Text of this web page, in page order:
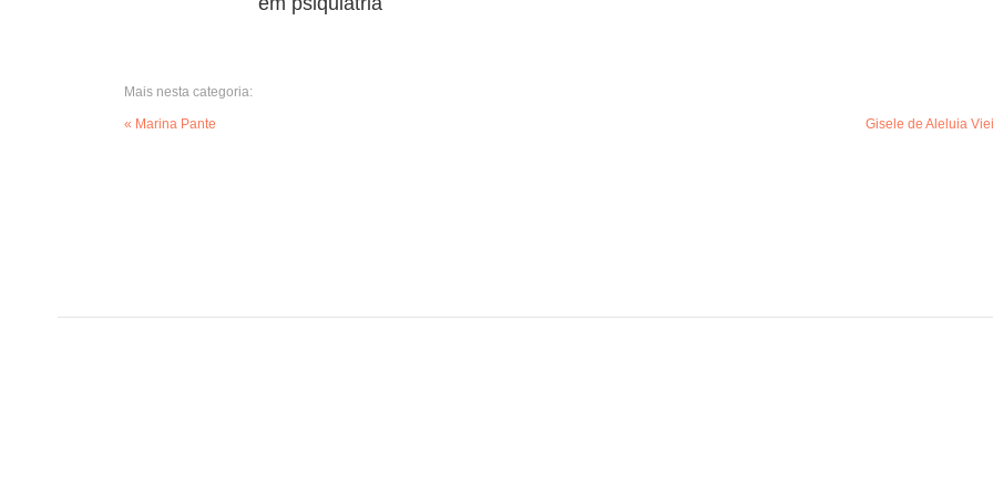
Mais nesta categoria:
« Marina Pante Gisele de Aleluia